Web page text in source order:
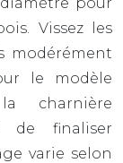
Vissez les
modérément
le modèle
charnière
de finaliser
varie selon